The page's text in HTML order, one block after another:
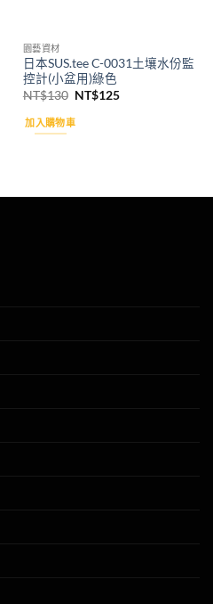
園藝資材
日本SUS.tee C-0031土壤水份監
控計(小盆用)綠色
NT$130 原
價
格：
NT$125目
加入購物車